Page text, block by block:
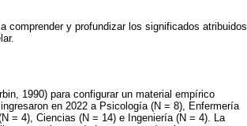
comprender y profundizar los significados atribuidos
1990) para configurar un material empírico
en 2022 a Psicología (N = 8), Enfermería
= 4), Ciencias (N = 14) e Ingeniería (N = 4). La